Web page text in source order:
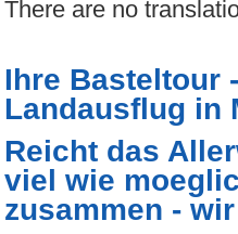
There are no
Ihre Basteltour
Landausflug in
Reicht das
viel wie
zusammen -